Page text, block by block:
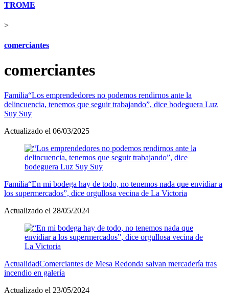
TROME
>
comerciantes
comerciantes
Familia“Los emprendedores no podemos rendirnos ante la
delincuencia, tenemos que seguir trabajando”, dice bodeguera Luz
Suy Suy
Actualizado el 06/03/2025
Familia“En mi bodega hay de todo, no tenemos nada que envidiar a
los supermercados”, dice orgullosa vecina de La Victoria
Actualizado el 28/05/2024
ActualidadComerciantes de Mesa Redonda salvan mercadería tras
incendio en galería
Actualizado el 23/05/2024